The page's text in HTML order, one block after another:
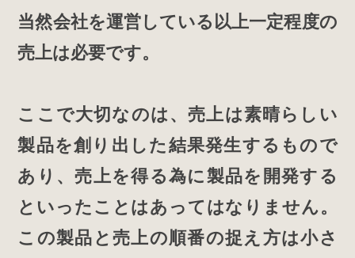
当然会社を運営している以上一定程度の
売上は必要です。
ここで大切なのは、売上は素晴らしい
製品を創り出した結果発生するもので
あり、売上を得る為に製品を開発する
といったことはあってはなりません。
この製品と売上の順番の捉え方は小さ